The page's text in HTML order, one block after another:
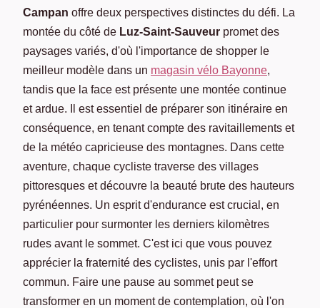
Campan offre deux perspectives distinctes du défi. La
montée du côté de Luz-Saint-Sauveur promet des
paysages variés, d'où l'importance de shopper le
meilleur modèle dans un magasin vélo Bayonne,
tandis que la face est présente une montée continue
et ardue. Il est essentiel de préparer son itinéraire en
conséquence, en tenant compte des ravitaillements et
de la météo capricieuse des montagnes. Dans cette
aventure, chaque cycliste traverse des villages
pittoresques et découvre la beauté brute des hauteurs
pyrénéennes. Un esprit d'endurance est crucial, en
particulier pour surmonter les derniers kilomètres
rudes avant le sommet. C'est ici que vous pouvez
apprécier la fraternité des cyclistes, unis par l'effort
commun. Faire une pause au sommet peut se
transformer en un moment de contemplation, où l'on